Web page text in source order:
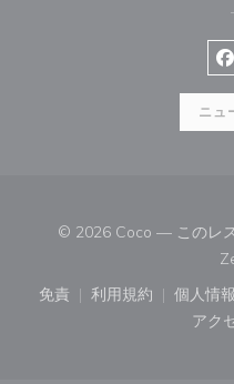
ニュ
© 2026 Coco — このレ
免責
((新しいウィンドウで開
利用規約
((新しいウィ
個人情
アク